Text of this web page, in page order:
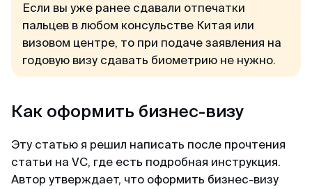
MyVisaWorld однозначно остались только
приятные впечатления!
Александр
Делали визу в феврале 2025. Виза была
получена в течении 3х дней. За 2 дня до
въезда, нам прислали заполненные карты
Если вы уже ранее сдавали отпечатки
пальцев в любом консульстве Китая или
визовом центре, то при подаче заявления на
годовую визу сдавать биометрию не нужно.
Как оформить бизнес-визу
Эту статью я решил написать после прочтения
статьи на VC, где есть подробная инструкция.
Автор утверждает, что оформить бизнес-визу